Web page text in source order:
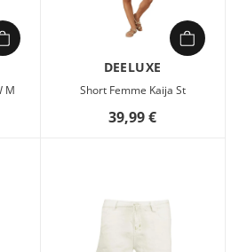
M
DEELUXE
Short Femme Kaija St
39,99 €